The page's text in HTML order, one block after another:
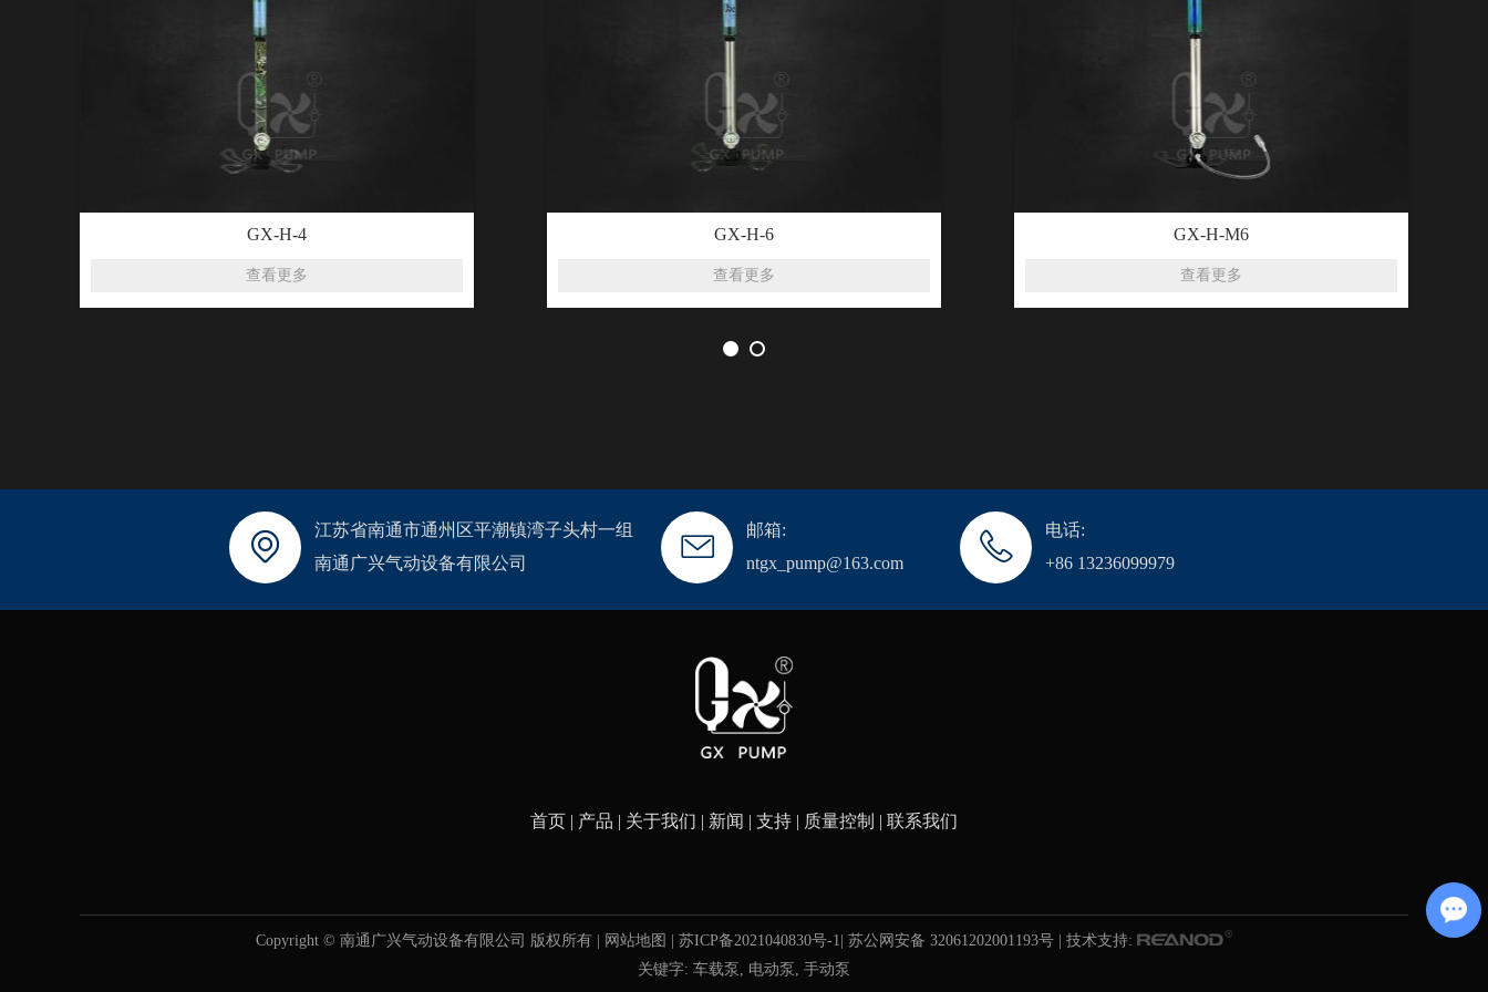
GX-H-4
查看更多
GX-H-6
查看更多
GX-H-M6
查看更多
江苏省南通市通州区平潮镇湾子头村一组
南通广兴气动设备有限公司
邮箱:
ntgx_pump@163.com
电话:
+86 13236099979
首页 产品 关于我们 新闻 支持 质量控制 联系我们
Copyright © 南通广兴气动设备有限公司 版权所有 | 网站地图 苏ICP备2021040830号-1 苏公网安备 32061202001193号 | 技术支持:
关键字: 车载泵 , 电动泵 , 手动泵
Chat with Us